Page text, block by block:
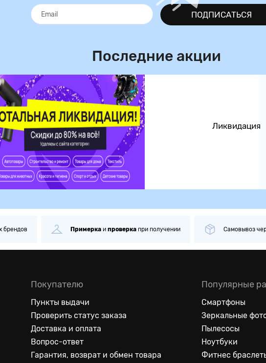
ПОДПИСАТЬСЯ
Последние акции
Ликвидация
Примеркаипроверка при получении Самовывозчерез1
Покупателю
Пункты выдачи
Проверить статус заказа
Доставка и оплата
Вопрос-ответ
Гарантия, возврат и обмен товара
Популярные
Смартфоны
Зеркальные
Пылесосы
Ноутбуки
Фитнес